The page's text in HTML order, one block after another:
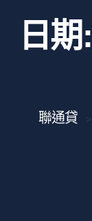
日期:
聯通貸